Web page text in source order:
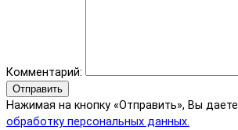
Комментарий:
Отправить
Нажимая на кнопку «Отправить», Вы даете
обработку персональных данных.